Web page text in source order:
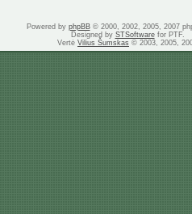
Powered by phpBB© 2000, 2002, 2005, 2007
Designed by STSoftwarefor PTF.
Vertė Vilius Šumskas © 2003, 2005,